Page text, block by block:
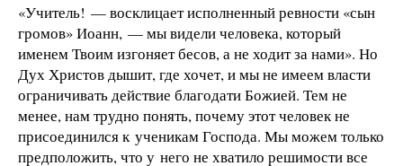
«Учитель! — восклицает исполненный ревности «сын
громов» Иоанн, — мы видели человека, который
именем Твоим изгоняет бесов, а не ходит за нами». Но
Дух Христов дышит, где хочет, и мы не имеем власти
ограничивать действие благодати Божией. Тем не
менее, нам трудно понять, почему этот человек не
присоединился к ученикам Господа. Мы можем только
предположить, что у него не хватило решимости все